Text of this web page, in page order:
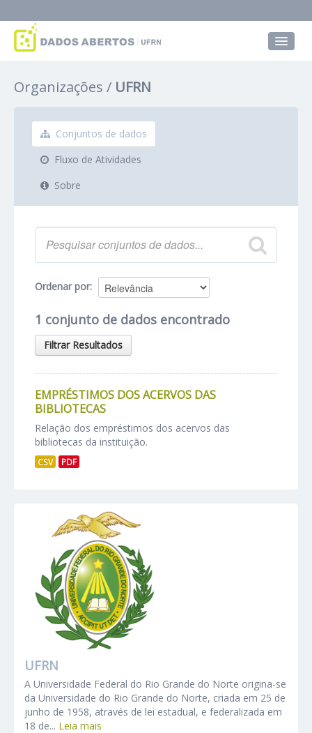
Grupos
Sobre
Organizações UFRN
Conjuntos de dados
Fluxo de Atividades
Sobre
Ordenar por
1 conjunto de dados encontrado
Filtrar Resultados
EMPRÉSTIMOS DOS ACERVOS DAS
BIBLIOTECAS
Relação dos empréstimos dos acervos das
bibliotecas da instituição.
CSV PDF
UFRN
A Universidade Federal do Rio Grande do Norte origina-se
da Universidade do Rio Grande do Norte, criada em 25 de
junho de 1958, através de lei estadual, e federalizada em
18 de... Leia mais